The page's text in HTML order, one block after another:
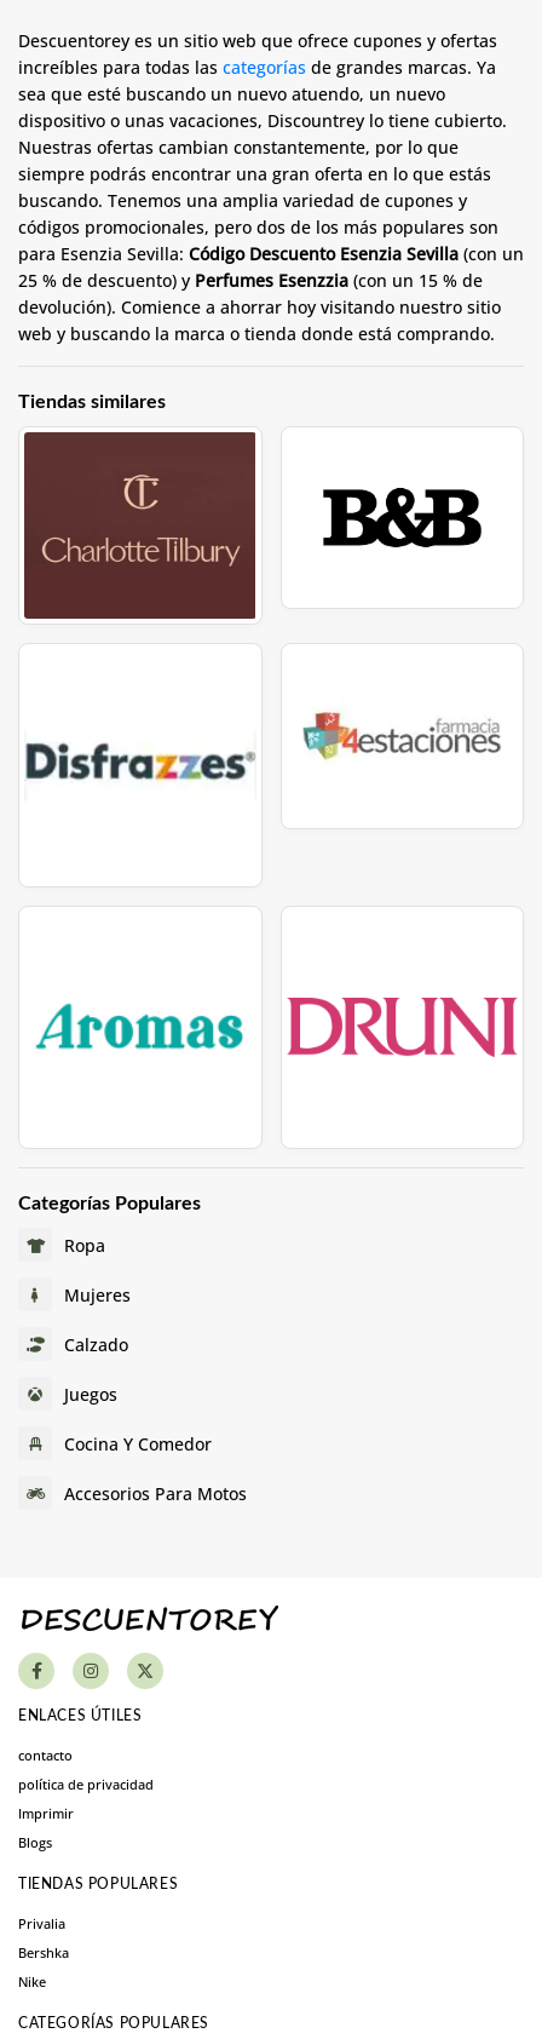
Descuentorey es un sitio web que ofrece cupones y ofertas
increíbles para todas las categorías de grandes marcas. Ya
sea que esté buscando un nuevo atuendo, un nuevo
dispositivo o unas vacaciones, Discountrey lo tiene cubierto.
Nuestras ofertas cambian constantemente, por lo que
siempre podrás encontrar una gran oferta en lo que estás
buscando. Tenemos una amplia variedad de cupones y
códigos promocionales, pero dos de los más populares son
para Esenzia Sevilla: Código Descuento Esenzia Sevilla (con un
25 % de descuento) y Perfumes Esenzzia (con un 15 % de
devolución). Comience a ahorrar hoy visitando nuestro sitio
web y buscando la marca o tienda donde está comprando.
Tiendas similares
Categorías Populares
Ropa
Mujeres
Calzado
Juegos
Cocina Y Comedor
Accesorios Para Motos
ENLACES ÚTILES
contacto
política de privacidad
Imprimir
Blogs
TIENDAS POPULARES
Privalia
Bershka
Nike
CATEGORÍAS POPULARES